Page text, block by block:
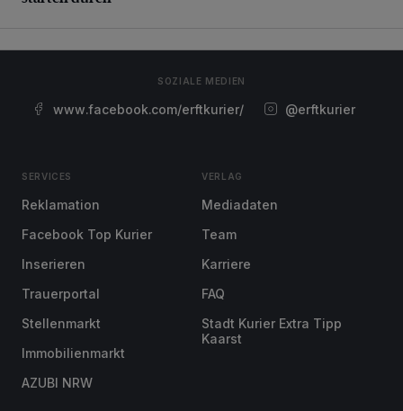
SOZIALE MEDIEN
www.facebook.com/erftkurier/ @erftkurier
SERVICES
Reklamation
Facebook Top Kurier
Inserieren
Trauerportal
Stellenmarkt
Immobilienmarkt
AZUBI NRW
VERLAG
Mediadaten
Team
Karriere
FAQ
Stadt Kurier Extra Tipp
Kaarst